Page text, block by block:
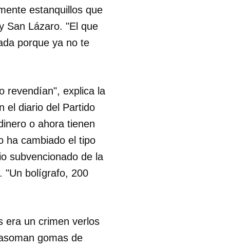
con tu
estanquillos que
San Lázaro. "El que
porque ya no te
revendían", explica la
el diario del Partido
o ahora tienen
ha cambiado el tipo
subvencionado de la
"Un bolígrafo, 200
era un crimen verlos
gomas de